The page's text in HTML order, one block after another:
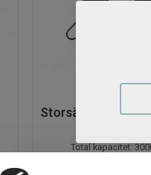
Storsäckslyft
Total kapacitet: